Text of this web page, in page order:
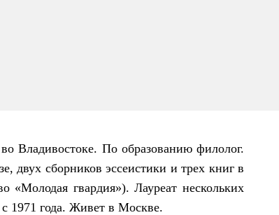
Владивостоке. По образованию филолог.
двух сборников эссеистики и трех книг в
«Молодая гвардия»). Лауреат нескольких
1971 года. Живет в Москве.